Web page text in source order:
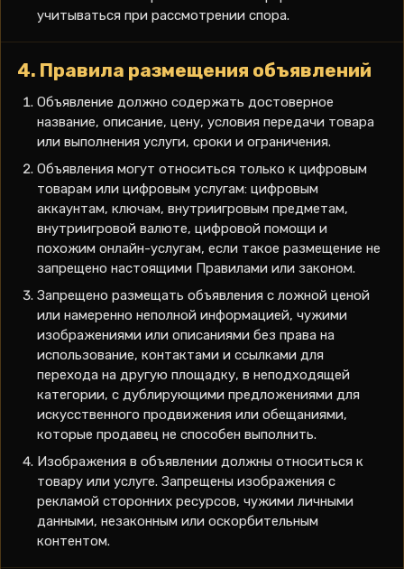
учитываться при рассмотрении спора.
4. Правила размещения объявлений
Объявление должно содержать достоверное
название, описание, цену, условия передачи товара
или выполнения услуги, сроки и ограничения.
Объявления могут относиться только к цифровым
товарам или цифровым услугам: цифровым
аккаунтам, ключам, внутриигровым предметам,
внутриигровой валюте, цифровой помощи и
похожим онлайн-услугам, если такое размещение не
запрещено настоящими Правилами или законом.
Запрещено размещать объявления с ложной ценой
или намеренно неполной информацией, чужими
изображениями или описаниями без права на
использование, контактами и ссылками для
перехода на другую площадку, в неподходящей
категории, с дублирующими предложениями для
искусственного продвижения или обещаниями,
которые продавец не способен выполнить.
Изображения в объявлении должны относиться к
товару или услуге. Запрещены изображения с
рекламой сторонних ресурсов, чужими личными
данными, незаконным или оскорбительным
контентом.